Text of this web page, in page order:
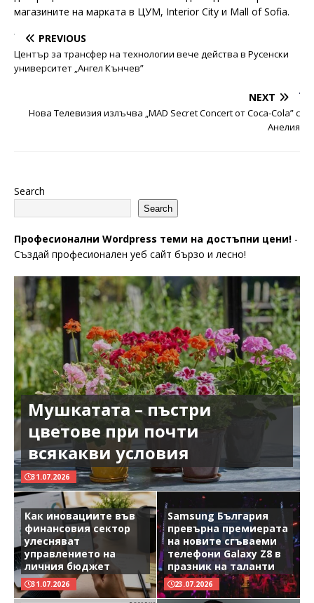
магазините на марката в ЦУМ, Interior City и Mall of Sofia.
PREVIOUS
Център за трансфер на технологии вече действа в Русенски
университет „Ангел Кънчев”
NEXT
Нова Телевизия излъчва „MAD Secret Concert от Coca-Cola” с
Анелия
Search
Search
Професионални Wordpress теми на достъпни цени! -
Създай професионален уеб сайт бързо и лесно!
Мушкатата – пъстри
цветове при почти
всякакви условия
31.07.2026
Как иновациите във
финансовия сектор
улесняват
управлението на
личния бюджет
31.07.2026
Samsung България
превърна премиерата
на новите сгъваеми
телефони Galaxy Z8 в
празник на таланти
23.07.2026